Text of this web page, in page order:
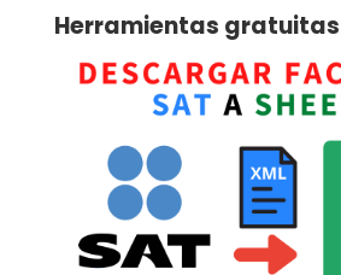
Herramientas gratuitas